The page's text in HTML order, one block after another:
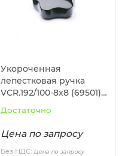
Укороченная
лепестковая ручка
VCR.192/100-8x8 (69501)
Достаточно
Цена по запросу
Без НДС: Цена по запросу